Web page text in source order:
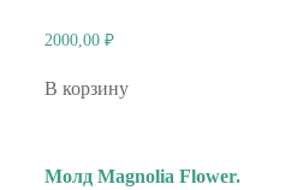
2000,00 ₽
В корзину
Молд Magnolia Flower.